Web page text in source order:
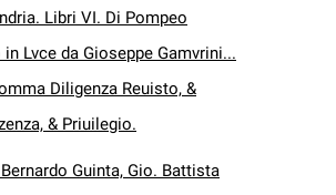
Libri VI. Di Pompeo
Lvce da Gioseppe Gamvrini...
Diligenza Reuisto, &
& Priuilegio.
Guinta, Gio. Battista